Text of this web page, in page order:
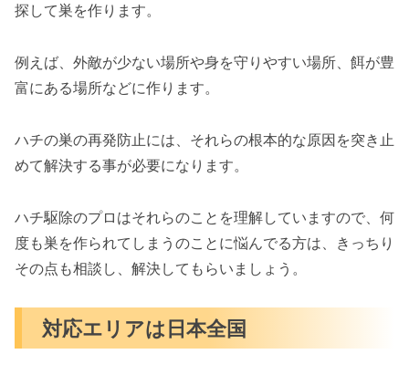
探して巣を作ります。
例えば、外敵が少ない場所や身を守りやすい場所、餌が豊
富にある場所などに作ります。
ハチの巣の再発防止には、それらの根本的な原因を突き止
めて解決する事が必要になります。
ハチ駆除のプロはそれらのことを理解していますので、何
度も巣を作られてしまうのことに悩んでる方は、きっちり
その点も相談し、解決してもらいましょう。
対応エリアは日本全国